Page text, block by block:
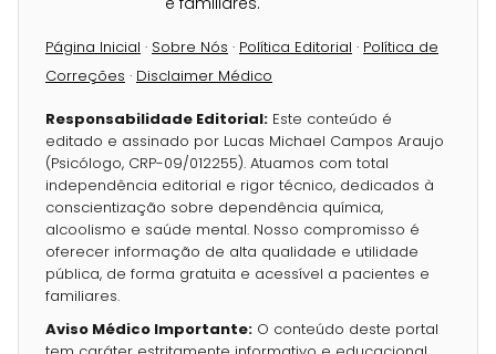
Página Inicial · Sobre Nós · Política Editorial · Política de
Correções · Disclaimer Médico
Responsabilidade Editorial: Este conteúdo é
editado e assinado por Lucas Michael Campos Araujo
(Psicólogo, CRP-09/012255). Atuamos com total
independência editorial e rigor técnico, dedicados à
conscientização sobre dependência química,
alcoolismo e saúde mental. Nosso compromisso é
oferecer informação de alta qualidade e utilidade
pública, de forma gratuita e acessível a pacientes e
familiares.
Aviso Médico Importante: O conteúdo deste portal